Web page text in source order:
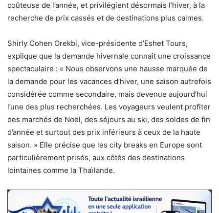
coûteuse de l’année, et privilégient désormais l’hiver, à la
recherche de prix cassés et de destinations plus calmes.
Shirly Cohen Orekbi, vice-présidente d’Eshet Tours,
explique que la demande hivernale connaît une croissance
spectaculaire : « Nous observons une hausse marquée de
la demande pour les vacances d’hiver, une saison autrefois
considérée comme secondaire, mais devenue aujourd’hui
l’une des plus recherchées. Les voyageurs veulent profiter
des marchés de Noël, des séjours au ski, des soldes de fin
d’année et surtout des prix inférieurs à ceux de la haute
saison. » Elle précise que les city breaks en Europe sont
particulièrement prisés, aux côtés des destinations
lointaines comme la Thaïlande.